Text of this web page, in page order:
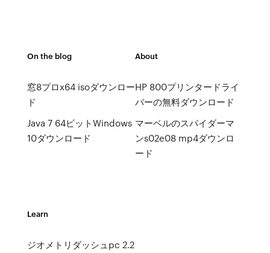
On the blog
窓8プロx64 isoダウンロー
ド
Java 7 64ビットWindows
10ダウンロード
About
HP 800プリンタードライ
バーの無料ダウンロード
マーベルのスパイダーマ
ンs02e08 mp4ダウンロ
ード
Learn
ジオメトリダッシュpc 2.2